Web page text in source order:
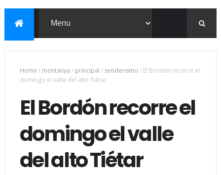
Home / montanya / principal / senderismo / El Bordón recorre el
domingo el valle del alto Tiétar
El Bordón recorre el
domingo el valle
del alto Tiétar